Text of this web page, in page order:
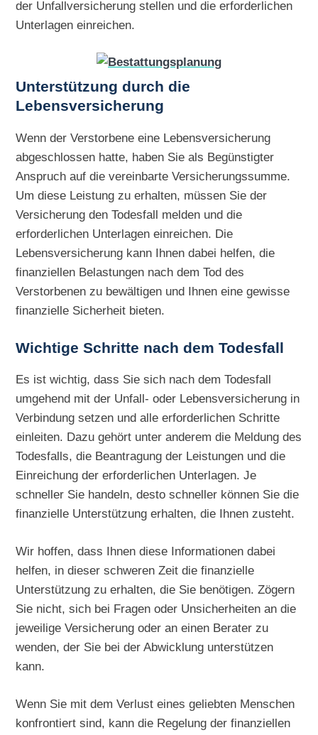
der Unfallversicherung stellen und die erforderlichen
Unterlagen einreichen.
Unterstützung durch die
Lebensversicherung
Wenn der Verstorbene eine Lebensversicherung
abgeschlossen hatte, haben Sie als Begünstigter
Anspruch auf die vereinbarte Versicherungssumme.
Um diese Leistung zu erhalten, müssen Sie der
Versicherung den Todesfall melden und die
erforderlichen Unterlagen einreichen. Die
Lebensversicherung kann Ihnen dabei helfen, die
finanziellen Belastungen nach dem Tod des
Verstorbenen zu bewältigen und Ihnen eine gewisse
finanzielle Sicherheit bieten.
Wichtige Schritte nach dem Todesfall
Es ist wichtig, dass Sie sich nach dem Todesfall
umgehend mit der Unfall- oder Lebensversicherung in
Verbindung setzen und alle erforderlichen Schritte
einleiten. Dazu gehört unter anderem die Meldung des
Todesfalls, die Beantragung der Leistungen und die
Einreichung der erforderlichen Unterlagen. Je
schneller Sie handeln, desto schneller können Sie die
finanzielle Unterstützung erhalten, die Ihnen zusteht.
Wir hoffen, dass Ihnen diese Informationen dabei
helfen, in dieser schweren Zeit die finanzielle
Unterstützung zu erhalten, die Sie benötigen. Zögern
Sie nicht, sich bei Fragen oder Unsicherheiten an die
jeweilige Versicherung oder an einen Berater zu
wenden, der Sie bei der Abwicklung unterstützen
kann.
Wenn Sie mit dem Verlust eines geliebten Menschen
konfrontiert sind, kann die Regelung der finanziellen